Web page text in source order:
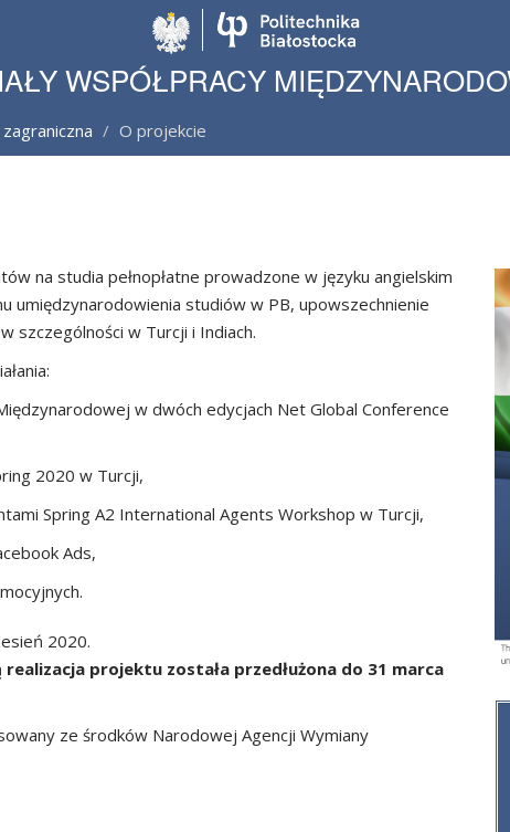
WSPÓŁPRACY
O projekcie
na studia pełnopłatne prowadzone w języku angielskim
umiędzynarodowienia studiów w PB, upowszechnienie
szczególności w Turcji i Indiach.
w dwóch edycjach Net Global Conference
2020 w Turcji,
Spring A2 International Agents Workshop w Turcji,
Ads,
2020.
projektu została przedłużona do 31 marca
ze środków Narodowej Agencji Wymiany